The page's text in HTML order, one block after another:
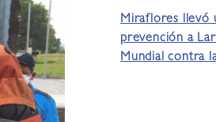
Miraflores llevó
prevención a
Mundial contra